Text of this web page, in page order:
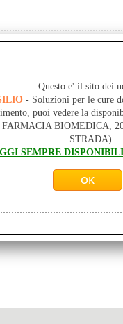
ROTULEO -
ORT-
St-Pz
tendine rotuleo Sport ––
per lo scarico mirato
Questo e' il sito dei
- Soluzioni per le cure
puoi vedere la
FARMACIA BIOMEDICA,
STRADA)
SEMPRE